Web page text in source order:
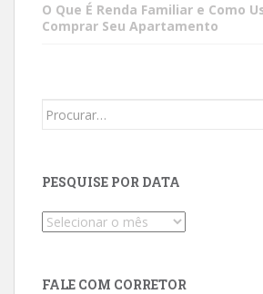
O Que É Renda Familiar e Como
Comprar Seu Apartamento
Search
PESQUISE POR DATA
Pesquise
FALE COM CORRETOR